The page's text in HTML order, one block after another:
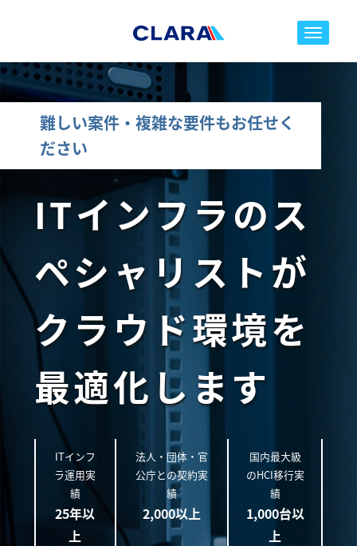
toggle
難しい案件・複雑な要件もお任せく
ださい
ITインフラのス
ペシャリストが
クラウド環境を
最適化します
ITインフ
ラ運用実
績
25年以
上
法人・団体・官
公庁との契約実
績
2,000以上
国内最大級
のHCI移行実
績
1,000台以
上